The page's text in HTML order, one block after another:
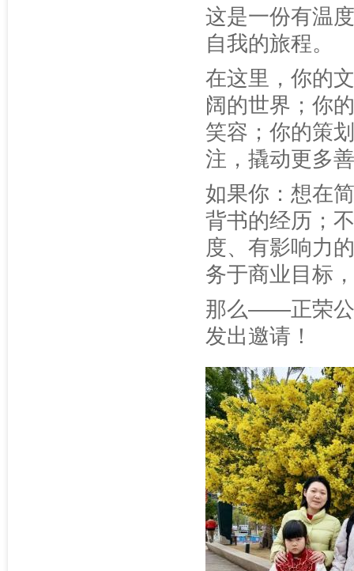
这是一份有温
自我的旅程。
在这里，你的
阔的世界；你
笑容；你的策
注，撬动更多
如果你：想在
背书的经历；
度、有影响力
务于商业目标
那么——正荣公
发出邀请！